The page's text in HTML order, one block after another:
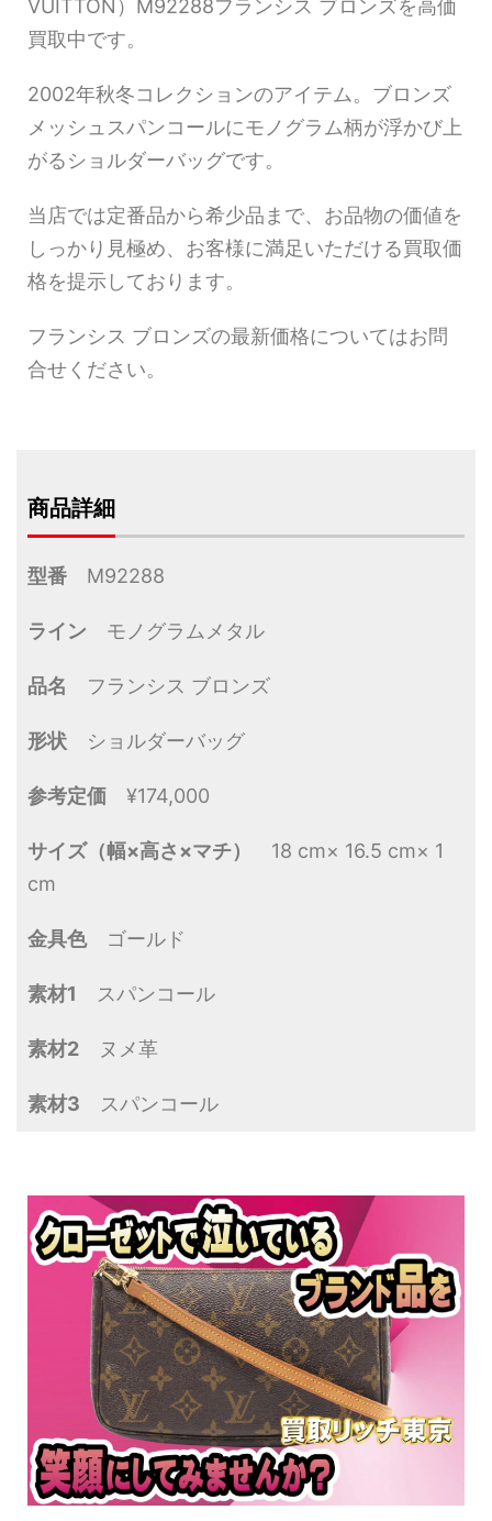
VUITTON）M92288フランシス ブロンズを高価
買取中です。
2002年秋冬コレクションのアイテム。ブロンズ
メッシュスパンコールにモノグラム柄が浮かび上
がるショルダーバッグです。
当店では定番品から希少品まで、お品物の価値を
しっかり見極め、お客様に満足いただける買取価
格を提示しております。
フランシス ブロンズの最新価格についてはお問
合せください。
商品詳細
型番 M92288
ライン モノグラムメタル
品名 フランシス ブロンズ
形状 ショルダーバッグ
参考定価 ¥174,000
サイズ（幅×高さ×マチ）
18 cm× 16.5 cm× 1
cm
金具色ゴールド
素材1 スパンコール
素材2 ヌメ革
素材3 スパンコール